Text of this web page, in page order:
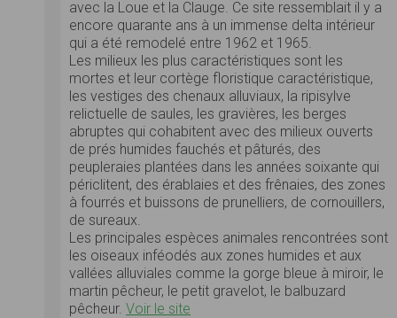
avec la Loue et la Clauge. Ce site ressemblait il y a
encore quarante ans à un immense delta intérieur
qui a été remodelé entre 1962 et 1965.
Les milieux les plus caractéristiques sont les
mortes et leur cortège floristique caractéristique,
les vestiges des chenaux alluviaux, la ripisylve
relictuelle de saules, les gravières, les berges
abruptes qui cohabitent avec des milieux ouverts
de prés humides fauchés et pâturés, des
peupleraies plantées dans les années soixante qui
périclitent, des érablaies et des frênaies, des zones
à fourrés et buissons de prunelliers, de cornouillers,
de sureaux.
Les principales espèces animales rencontrées sont
les oiseaux inféodés aux zones humides et aux
vallées alluviales comme la gorge bleue à miroir, le
martin pêcheur, le petit gravelot, le balbuzard
pêcheur. Voir le site